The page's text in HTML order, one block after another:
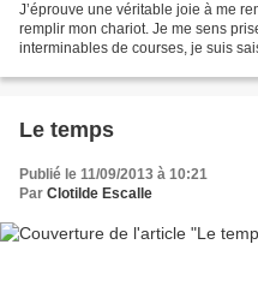
J’éprouve une véritable joie à me
remplir mon chariot. Je me sens
interminables de courses, je suis
Le temps
Publié le 11/09/2013 à 10:21
Par Clotilde Escalle